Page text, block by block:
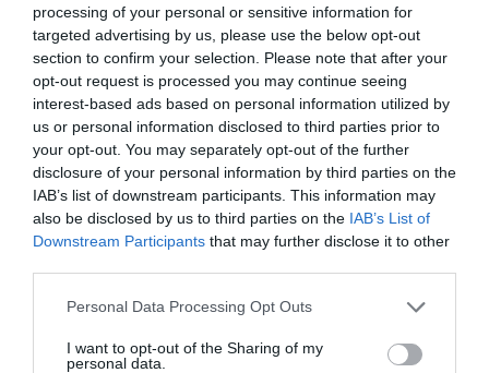
processing of your personal or sensitive information for
targeted advertising by us, please use the below opt-out
section to confirm your selection. Please note that after your
opt-out request is processed you may continue seeing
interest-based ads based on personal information utilized by
us or personal information disclosed to third parties prior to
your opt-out. You may separately opt-out of the further
disclosure of your personal information by third parties on the
IAB’s list of downstream participants. This information may
also be disclosed by us to third parties on the IAB’s List of
Downstream Participants that may further disclose it to other
Please note that this website/app uses one or more Google
not limited to your visit or usage behaviour. You may click to
Personal Data Processing Opt Outs
I want to opt-out of the Sharing of my
personal data.
Lascia un commento
Il tuo indirizzo email non sarà pubblicato. I
campi obbligatori sono contrassegnati*
Commento*